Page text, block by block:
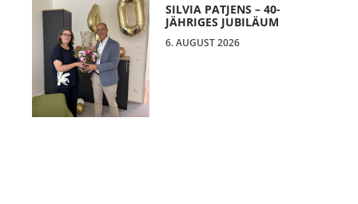
SILVIA PATJENS – 40-
JÄHRIGES JUBILÄUM
6. AUGUST 2026